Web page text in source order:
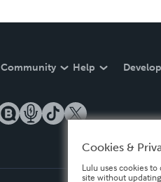
Community Help
Cookies &
Lulu uses cookies
site without